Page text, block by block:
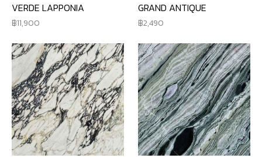
VERDE LAPPONIA
11,900
GRAND ANTIQUE
2,490